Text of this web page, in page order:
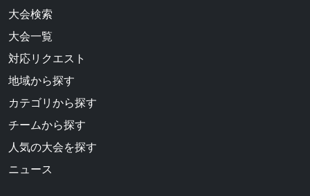
大会検索
大会一覧
対応リクエスト
地域から探す
カテゴリから探す
チームから探す
人気の大会を探す
ニュース